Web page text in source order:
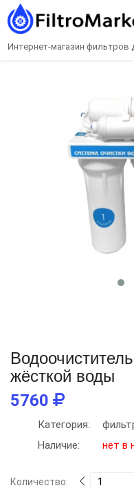
Интернет-магазин фильтров
жёсткой воды
5760
Категория:
Наличие:
нет в
Количество: